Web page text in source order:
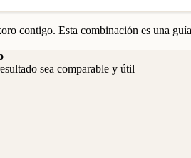
contigo. Esta combinación es una
sea comparable y útil